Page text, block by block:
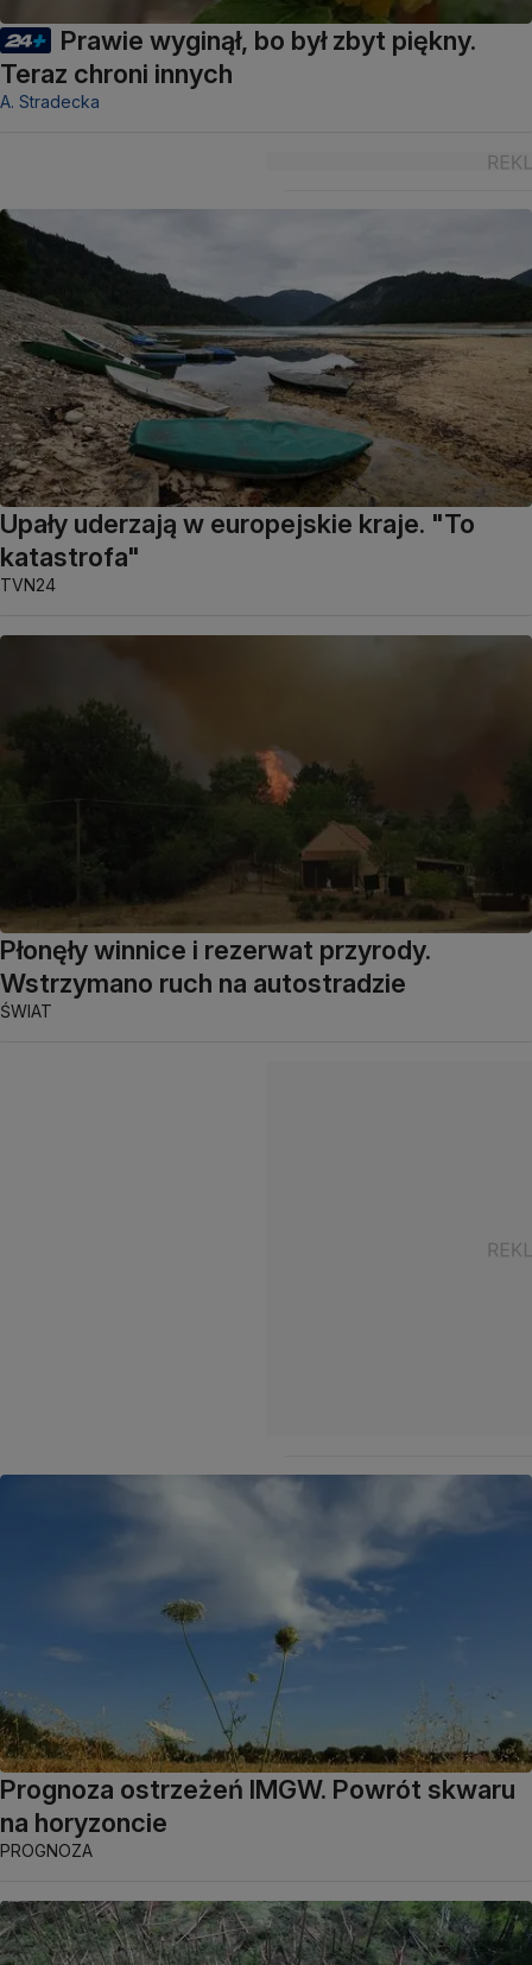
Prawie wyginął, bo był zbyt piękny.
Teraz chroni innych
A. Stradecka
Upały uderzają w europejskie kraje. "To
katastrofa"
TVN24
Płonęły winnice i rezerwat przyrody.
Wstrzymano ruch na autostradzie
ŚWIAT
Prognoza ostrzeżeń IMGW. Powrót skwaru
na horyzoncie
PROGNOZA